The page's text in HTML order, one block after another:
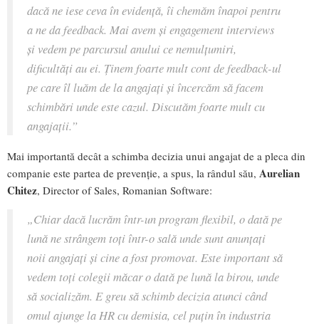
dacă ne iese ceva în evidență, îi chemăm înapoi pentru
a ne da feedback. Mai avem și engagement interviews
și vedem pe parcursul anului ce nemulțumiri,
dificultăți au ei. Ținem foarte mult cont de feedback-ul
pe care îl luăm de la angajați și încercăm să facem
schimbări unde este cazul. Discutăm foarte mult cu
angajații.”
Mai importantă decât a schimba decizia unui angajat de a pleca din
companie este partea de prevenție, a spus, la rândul său, Aurelian
Chitez, Director of Sales, Romanian Software:
„Chiar dacă lucrăm într-un program flexibil, o dată pe
lună ne strângem toți într-o sală unde sunt anunțați
noii angajați și cine a fost promovat. Este important să
vedem toți colegii măcar o dată pe lună la birou, unde
să socializăm. E greu să schimb decizia atunci când
omul ajunge la HR cu demisia, cel puțin în industria